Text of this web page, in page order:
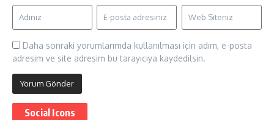
Daha sonraki yorumlarımda kullanılması için adım, e-posta
adresim ve site adresim bu tarayıcıya kaydedilsin.
Social Icons